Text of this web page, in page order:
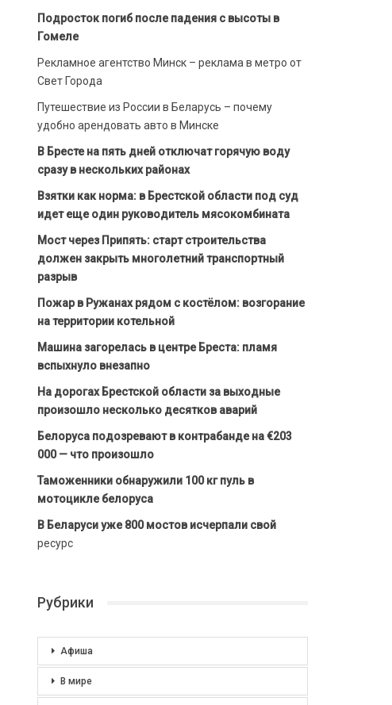
Подросток погиб после падения с высоты в
Гомеле
Рекламное агентство Минск – реклама в метро от
Свет Города
Путешествие из России в Беларусь – почему
удобно арендовать авто в Минске
В Бресте на пять дней отключат горячую воду
сразу в нескольких районах
Взятки как норма: в Брестской области под суд
идет еще один руководитель мясокомбината
Мост через Припять: старт строительства
должен закрыть многолетний транспортный
разрыв
Пожар в Ружанах рядом с костёлом: возгорание
на территории котельной
Машина загорелась в центре Бреста: пламя
вспыхнуло внезапно
На дорогах Брестской области за выходные
произошло несколько десятков аварий
Белоруса подозревают в контрабанде на €203
000 — что произошло
Таможенники обнаружили 100 кг пуль в
мотоцикле белоруса
В Беларуси уже 800 мостов исчерпали свой
ресурс
Рубрики
Афиша
В мире